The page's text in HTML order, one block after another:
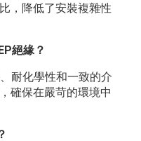
，降低了安裝複雜性
絕緣？
耐化學性和一致的介
確保在嚴苛的環境中